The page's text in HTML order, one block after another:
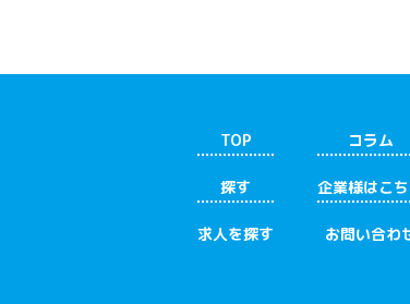
TOP
探す
求人を探す
コラム
企業様はこ
お問い合わ